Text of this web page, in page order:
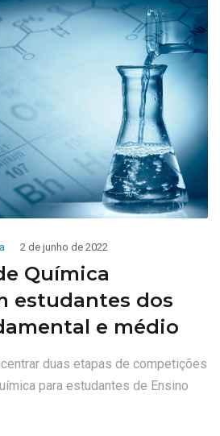
2 de junho de 2022
Química
estudantes dos
e médio
duas etapas de competições
para estudantes de Ensino